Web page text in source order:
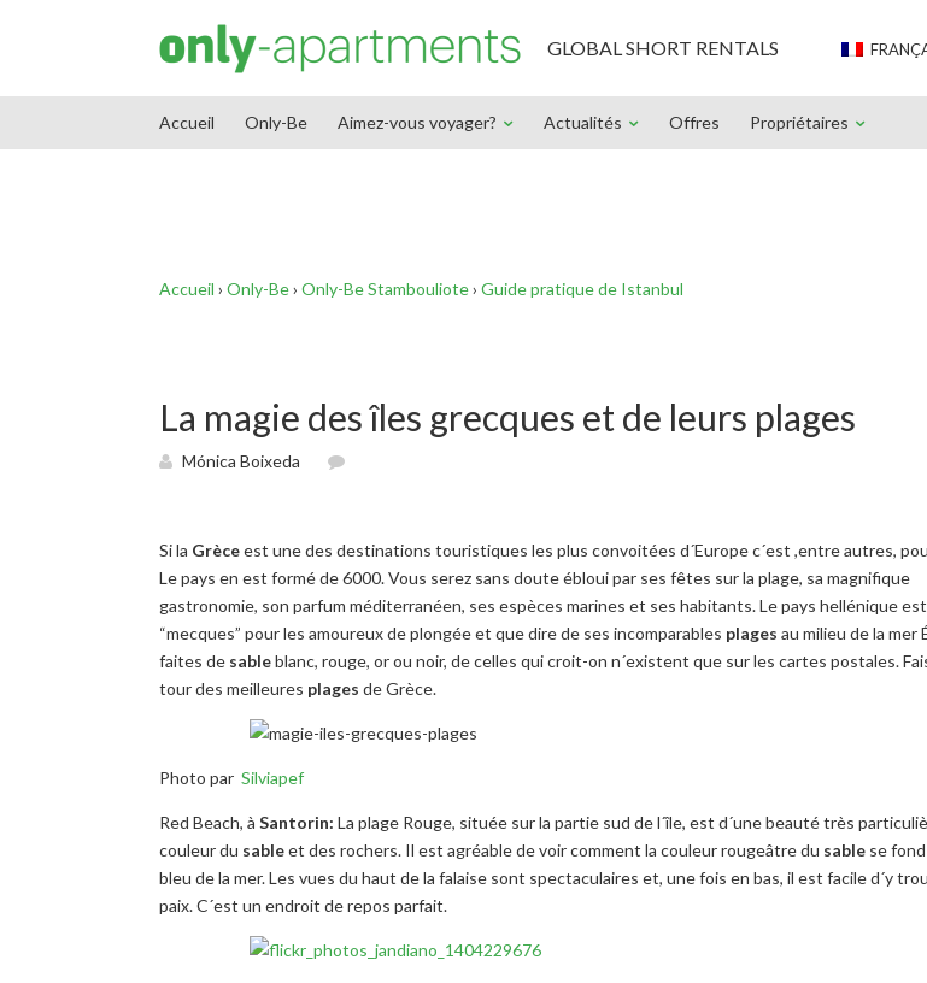
GLOBAL SHORT RENTALS
Accueil Only-Be Aimez-vous voyager? Actualités Offres Propriétaires
Accueil › Only-Be› Only-Be Stambouliote› Guide pratique de Istanbul
La magie des îles grecques et de leurs plages
Mónica Boixeda
Si la Grèceest une des destinations touristiques les plus convoitées d´Europe c´est ,entre autres,
Le pays en est formé de 6000. Vous serez sans doute ébloui par ses fêtes sur la plage, sa magnifique
gastronomie, son parfum méditerranéen, ses espèces marines et ses habitants. Le pays hellénique est
“mecques” pour les amoureux de plongée et que dire de ses incomparables plages au milieu de la mer
faites de sableblanc, rouge, or ou noir, de celles qui croit-on n´existent que sur les cartes postales.
tour des meilleures plages de Grèce.
Photo par Silviapef
Red Beach, à Santorin: La plage Rouge, située sur la partie sud de l´île, est d´une beauté très
couleur du sableet des rochers. Il est agréable de voir comment la couleur rougeâtre du sable se
bleu de la mer. Les vues du haut de la falaise sont spectaculaires et, une fois en bas, il est facile d´y
paix. C´est un endroit de repos parfait.